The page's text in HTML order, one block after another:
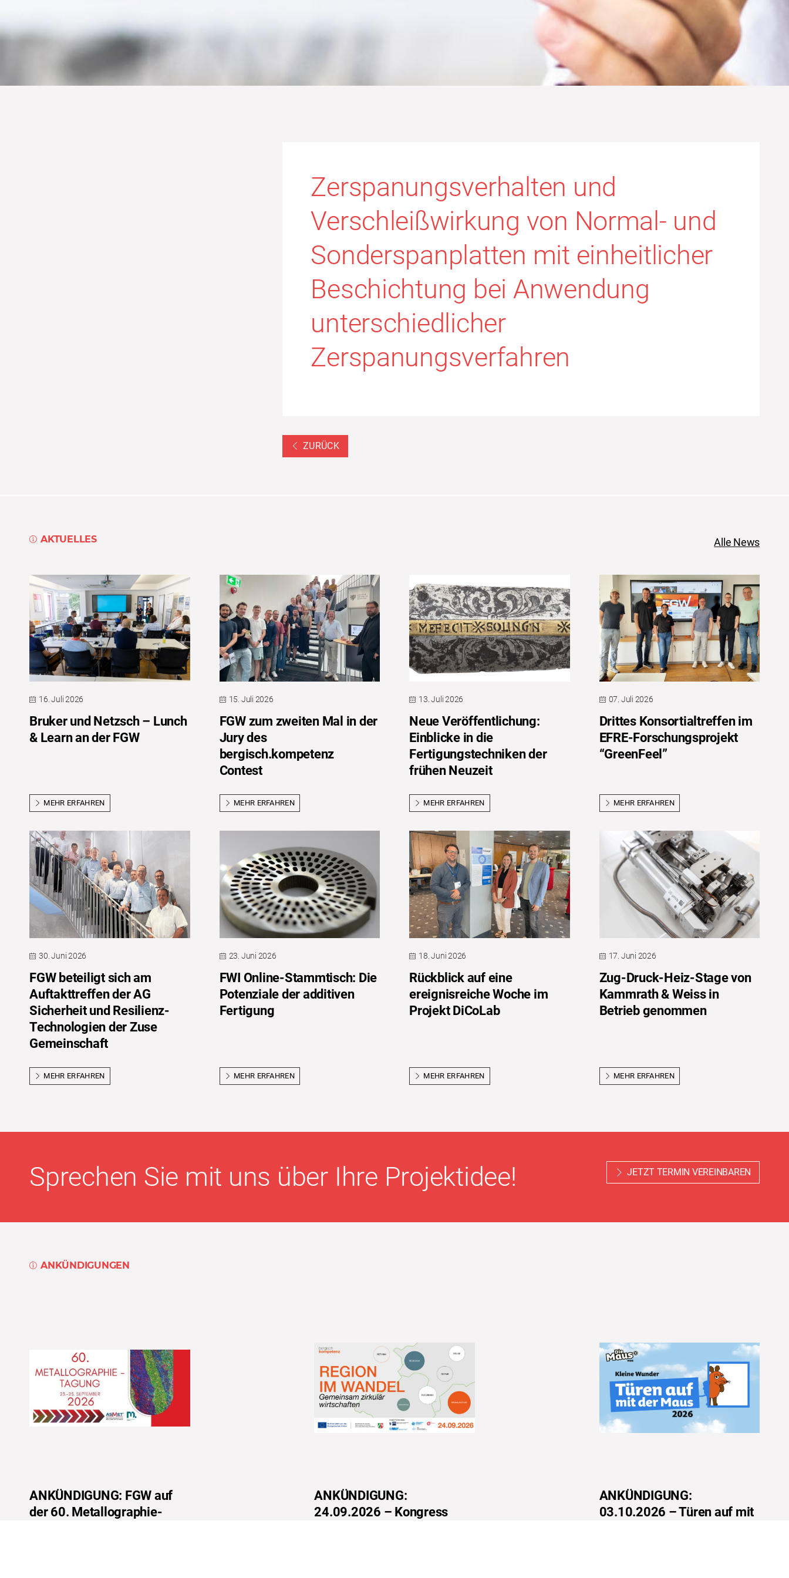
Zerspanungsverhalten und
Verschleißwirkung von Normal- und
Sonderspanplatten mit einheitlicher
Beschichtung bei Anwendung
unterschiedlicher
Zerspanungsverfahren
ZURÜCK
AKTUELLES Alle News
16. Juli 2026
Bruker und Netzsch – Lunch
& Learn an der FGW
MEHR ERFAHREN
15. Juli 2026
FGW zum zweiten Mal in der
Jury des
bergisch.kompetenz
Contest
MEHR ERFAHREN
13. Juli 2026
Neue Veröffentlichung:
Einblicke in die
Fertigungstechniken der
frühen Neuzeit
MEHR ERFAHREN
07. Juli 2026
Drittes Konsortialtreffen im
EFRE-Forschungsprojekt
“GreenFeel”
MEHR ERFAHREN
30. Juni 2026
FGW beteiligt sich am
Auftakttreffen der AG
Sicherheit und Resilienz-
Technologien der Zuse
Gemeinschaft
MEHR ERFAHREN
23. Juni 2026
FWI Online-Stammtisch: Die
Potenziale der additiven
Fertigung
MEHR ERFAHREN
18. Juni 2026
Rückblick auf eine
ereignisreiche Woche im
Projekt DiCoLab
MEHR ERFAHREN
17. Juni 2026
Zug-Druck-Heiz-Stage von
Kammrath & Weiss in
Betrieb genommen
MEHR ERFAHREN
Sprechen Sie mit uns über Ihre Projektidee! JETZT TERMIN VEREINBAREN
ANKÜNDIGUNGEN
ANKÜNDIGUNG: FGW auf
der 60. Metallographie-
ANKÜNDIGUNG:
24.09.2026 – Kongress
ANKÜNDIGUNG:
03.10.2026 – Türen auf mit